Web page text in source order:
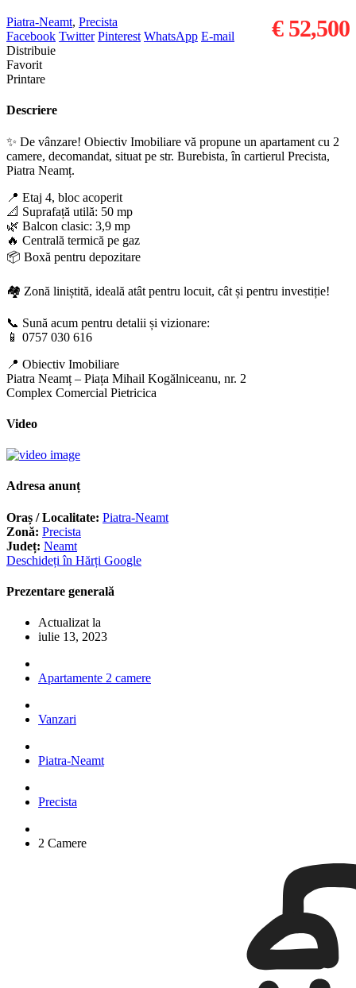
€ 52,500
Piatra-Neamt, Precista
Facebook Twitter Pinterest WhatsApp E-mail
Distribuie
Favorit
Printare
Descriere
✨ De vânzare! Obiectiv Imobiliare vă propune un apartament cu 2
camere, decomandat, situat pe str. Burebista, în cartierul Precista,
Piatra Neamț.
📍 Etaj 4, bloc acoperit
📐 Suprafață utilă: 50 mp
🌿 Balcon clasic: 3,9 mp
🔥 Centrală termică pe gaz
📦 Boxă pentru depozitare
🏘️ Zonă liniștită, ideală atât pentru locuit, cât și pentru investiție!
📞 Sună acum pentru detalii și vizionare:
📱 0757 030 616
📍 Obiectiv Imobiliare
Piatra Neamț – Piața Mihail Kogălniceanu, nr. 2
Complex Comercial Pietricica
Video
Adresa anunț
Oraș / Localitate: Piatra-Neamt
Zonă: Precista
Județ: Neamt
Deschideți în Hărți Google
Prezentare generală
Actualizat la
iulie 13, 2023
Apartamente 2 camere
Vanzari
Piatra-Neamt
Precista
2 Camere